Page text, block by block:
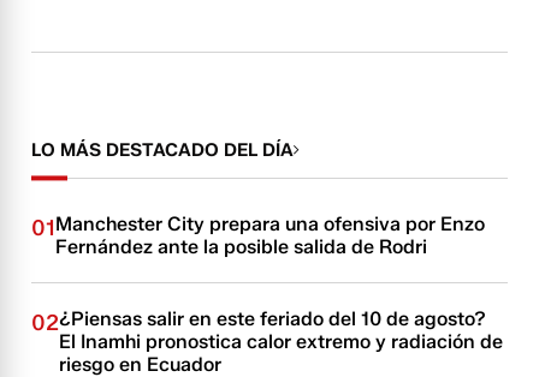
LO MÁS DESTACADO DEL DÍA
01Manchester City prepara una ofensiva por Enzo
Fernández ante la posible salida de Rodri
02¿Piensas salir en este feriado del 10 de agosto?
El Inamhi pronostica calor extremo y radiación de
riesgo en Ecuador